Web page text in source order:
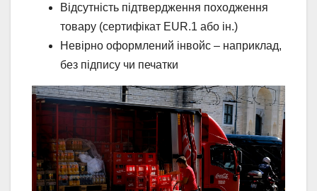
Відсутність підтвердження походження
товару (сертифікат EUR.1 або ін.)
Невірно оформлений інвойс – наприклад,
без підпису чи печатки